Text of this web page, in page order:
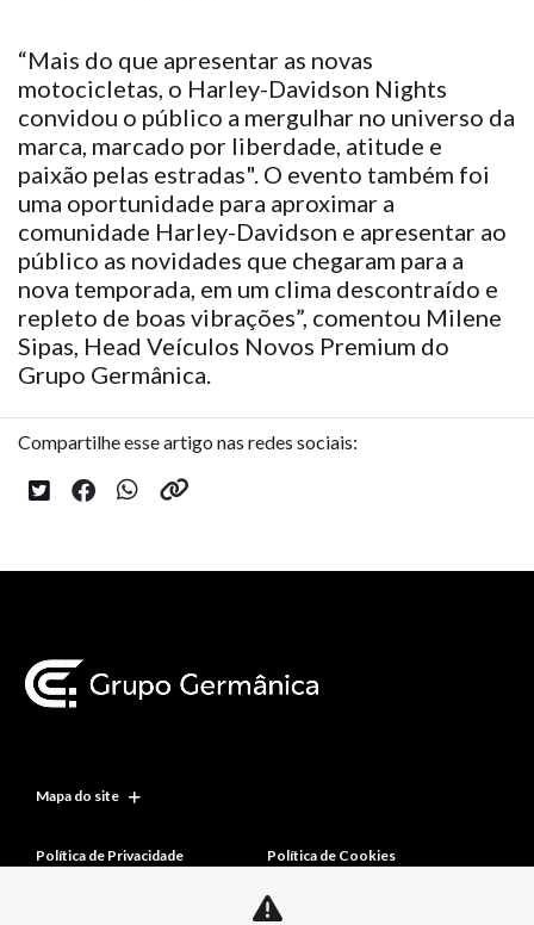
“Mais do que apresentar as novas
motocicletas, o Harley-Davidson Nights
convidou o público a mergulhar no universo da
marca, marcado por liberdade, atitude e
paixão pelas estradas". O evento também foi
uma oportunidade para aproximar a
comunidade Harley-Davidson e apresentar ao
público as novidades que chegaram para a
nova temporada, em um clima descontraído e
repleto de boas vibrações”, comentou Milene
Sipas, Head Veículos Novos Premium do
Grupo Germânica.
Compartilhe esse artigo nas redes sociais:
Mapa do site
Política de Privacidade Política de Cookies